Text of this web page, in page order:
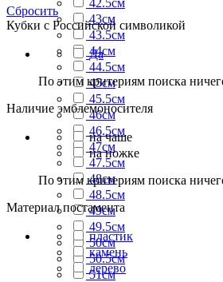
43см
43.5см
44см
44.5см
45см
45.5см
46см
46.5см
47см
47.5см
48см
48.5см
49см
49.5см
50см
50.5см
51см
Сбросить
Кубки с Российской символикой
Да
По этим критериям поиска
Наличие эмблемоносителя
на чаше
на ножке
По этим критериям поиска
Материал постамента
пластик
камень
дерево